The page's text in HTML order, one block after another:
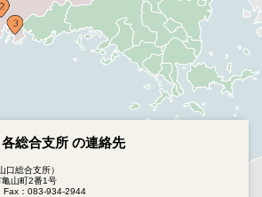
各総合支所 の連絡先
口総合支所）
山町2番1号
Fax：083-934-2944